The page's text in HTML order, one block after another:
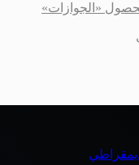
«الجوازات»